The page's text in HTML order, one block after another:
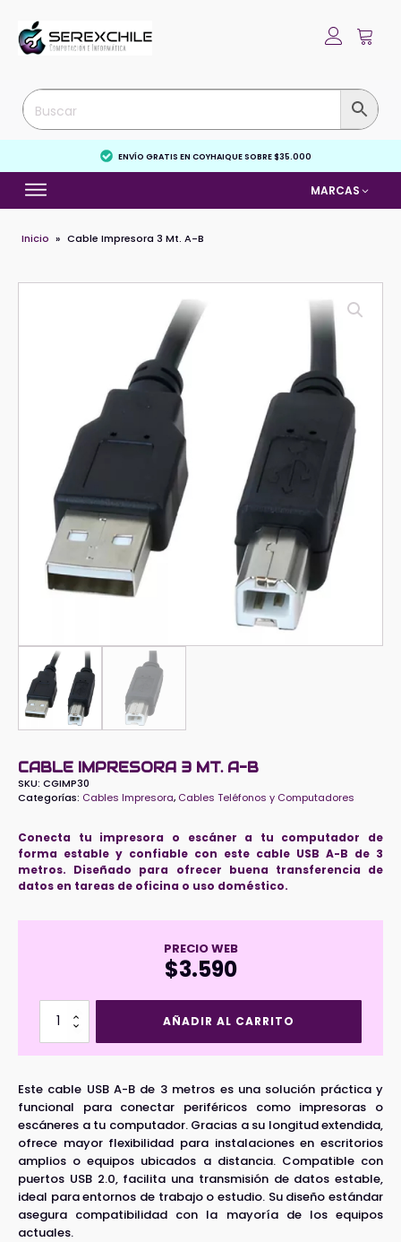
ENVÍO GRATIS EN COYHAIQUE SOBRE $35.000
MARCAS
Inicio » Cable Impresora 3 Mt. A-B
CABLE IMPRESORA 3 MT. A-B
SKU: CGIMP30
Categorías: Cables Impresora, Cables Teléfonos y Computadores
Conecta tu impresora o escáner a tu computador de
forma estable y confiable con este cable USB A-B de 3
metros. Diseñado para ofrecer buena transferencia de
datos en tareas de oficina o uso doméstico.
PRECIO WEB
$3.590
Cable
Impresora
3
B
cantidad
AÑADIR AL CARRITO
Este cable USB A-B de 3 metros es una solución práctica y
funcional para conectar periféricos como impresoras o
escáneres a tu computador. Gracias a su longitud extendida,
ofrece mayor flexibilidad para instalaciones en escritorios
amplios o equipos ubicados a distancia. Compatible con
puertos USB 2.0, facilita una transmisión de datos estable,
ideal para entornos de trabajo o estudio. Su diseño estándar
asegura compatibilidad con la mayoría de los equipos
actuales.